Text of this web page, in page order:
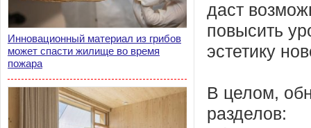
Инновационный материал из грибов
может спасти жилище во время
пожара
даст
повысить
эстетику
В целом,
разделов: